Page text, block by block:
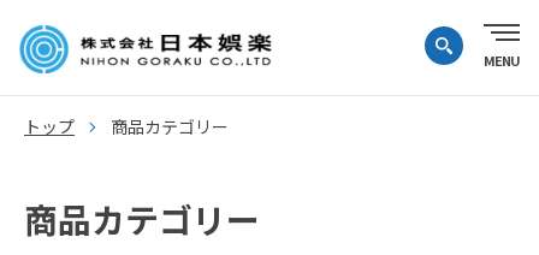
トップ 商品カテゴリー
商品カテゴリー